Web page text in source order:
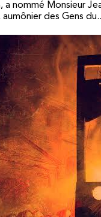
a nommé Monsieur
des Gens